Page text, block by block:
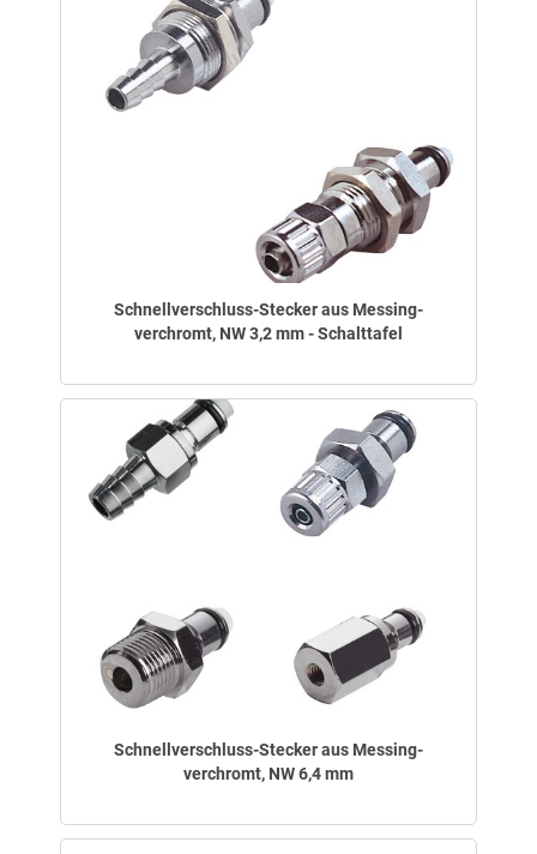
Schnellverschluss-Stecker aus Messing-
verchromt, NW 3,2 mm - Schalttafel
Schnellverschluss-Stecker aus Messing-
verchromt, NW 6,4 mm